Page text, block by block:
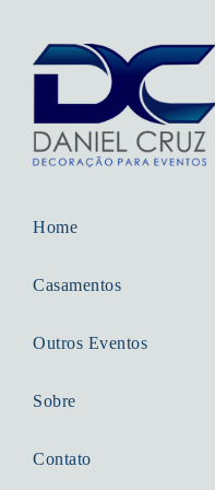
Home
Casamentos
Outros Eventos
Sobre
Contato